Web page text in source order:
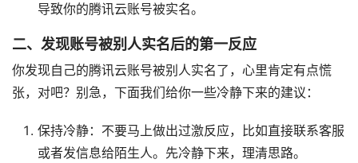
导致你的腾讯云账号被实名。
二、发现账号被别人实名后的第一反应
你发现自己的腾讯云账号被别人实名了，心里肯定有点慌
张，对吧？别急，下面我们给你一些冷静下来的建议：
保持冷静：不要马上做出过激反应，比如直接联系客服
或者发信息给陌生人。先冷静下来，理清思路。